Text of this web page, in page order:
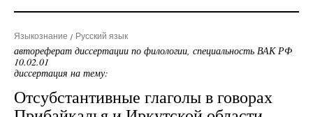
Языкознание Русский язык
автореферат диссертации по филологии, специальность ВАК РФ
10.02.01
диссертация на тему:
Отсубстантивные глаголы в говорах